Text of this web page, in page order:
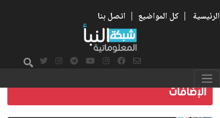
الرئيسية | كل المواضيع | اتصل بنا